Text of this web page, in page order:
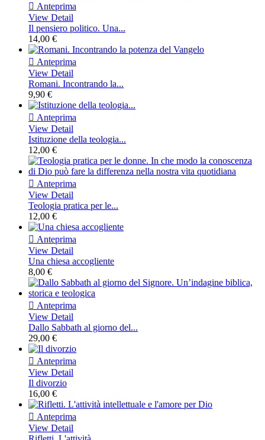
 Anteprima
View Detail
Il pensiero politico. Una...
14,00 €
 Anteprima
View Detail
Romani. Incontrando la...
9,90 €
 Anteprima
View Detail
Istituzione della teologia...
12,00 €
 Anteprima
View Detail
Teologia pratica per le...
12,00 €
 Anteprima
View Detail
Una chiesa accogliente
8,00 €
 Anteprima
View Detail
Dallo Sabbath al giorno del...
29,00 €
 Anteprima
View Detail
Il divorzio
16,00 €
 Anteprima
View Detail